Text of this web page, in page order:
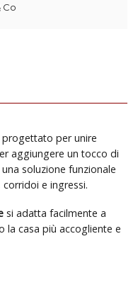
Co
progettato per unire
aggiungere un tocco di
soluzione funzionale
e ingressi.
si adatta facilmente a
la casa più accogliente e